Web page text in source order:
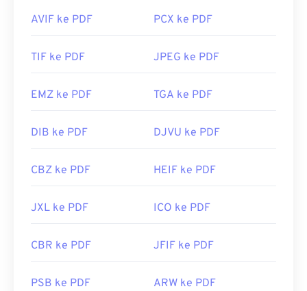
AVIF ke PDF PCX ke PDF
TIF ke PDF JPEG ke PDF
EMZ ke PDF TGA ke PDF
DIB ke PDF DJVU ke PDF
CBZ ke PDF HEIF ke PDF
JXL ke PDF ICO ke PDF
CBR ke PDF JFIF ke PDF
PSB ke PDF ARW ke PDF